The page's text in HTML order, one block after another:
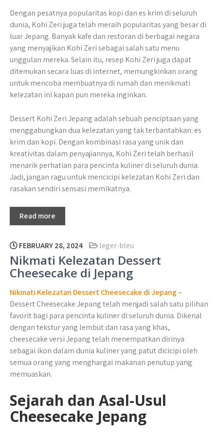
Dengan pesatnya popularitas kopi dan es krim di seluruh
dunia, Kohi Zeri juga telah meraih popularitas yang besar di
luar Jepang. Banyak kafe dan restoran di berbagai negara
yang menyajikan Kohi Zeri sebagai salah satu menu
unggulan mereka. Selain itu, resep Kohi Zeri juga dapat
ditemukan secara luas di internet, memungkinkan orang
untuk mencoba membuatnya di rumah dan menikmati
kelezatan ini kapan pun mereka inginkan.
Dessert Kohi Zeri Jepang adalah sebuah penciptaan yang
menggabungkan dua kelezatan yang tak terbantahkan: es
krim dan kopi. Dengan kombinasi rasa yang unik dan
kreativitas dalam penyajiannya, Kohi Zeri telah berhasil
menarik perhatian para pencinta kuliner di seluruh dunia.
Jadi, jangan ragu untuk mencicipi kelezatan Kohi Zeri dan
rasakan sendiri sensasi memikatnya.
Read more
FEBRUARY 28, 2024 leger-bleu
Nikmati Kelezatan Dessert
Cheesecake di Jepang
Nikmati Kelezatan Dessert Cheesecake di Jepang–
Dessert Cheesecake Jepang telah menjadi salah satu pilihan
favorit bagi para pencinta kuliner di seluruh dunia. Dikenal
dengan tekstur yang lembut dan rasa yang khas,
cheesecake versi Jepang telah menempatkan dirinya
sebagai ikon dalam dunia kuliner yang patut dicicipi oleh
semua orang yang menghargai makanan penutup yang
memuaskan.
Sejarah dan Asal-Usul
Cheesecake Jepang